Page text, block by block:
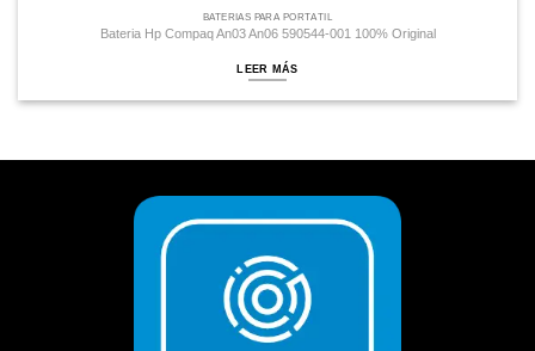
BATERÍAS PARA PORTÁTIL
Bateria Hp Compaq An03 An06 590544-001 100% Original
LEER MÁS